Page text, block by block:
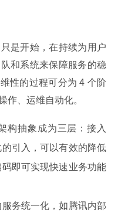
是开始，在持续为用户
和系统来保障服务的稳
性的过程可分为 4 个阶
作、运维自动化。
构抽象成为三层：接入
引入，可以有效的降低
即可实现快速业务功能
务统一化，如腾讯内部